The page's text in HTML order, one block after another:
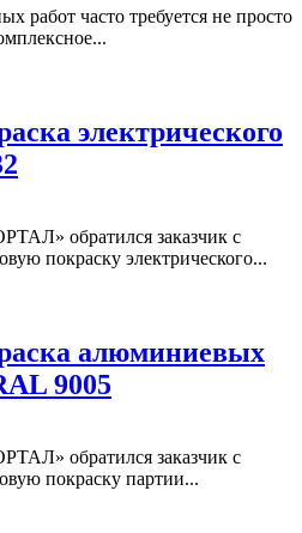
работ часто требуется не просто
электрического
обратился заказчик с
покраску электрического...
алюминиевых
9005
обратился заказчик с
покраску партии...